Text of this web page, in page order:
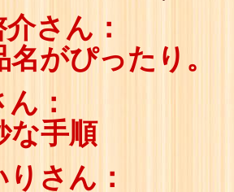
さん：
名がぴったり。
：
な手順
さん：